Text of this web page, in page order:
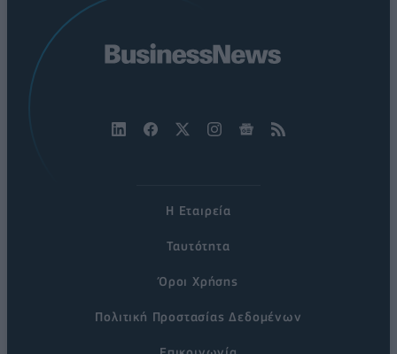
Η Εταιρεία
Ταυτότητα
Όροι Χρήσης
Πολιτική Προστασίας Δεδομένων